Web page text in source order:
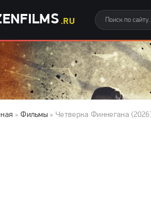
.RU
» Фильмы » Четверка Финнегана